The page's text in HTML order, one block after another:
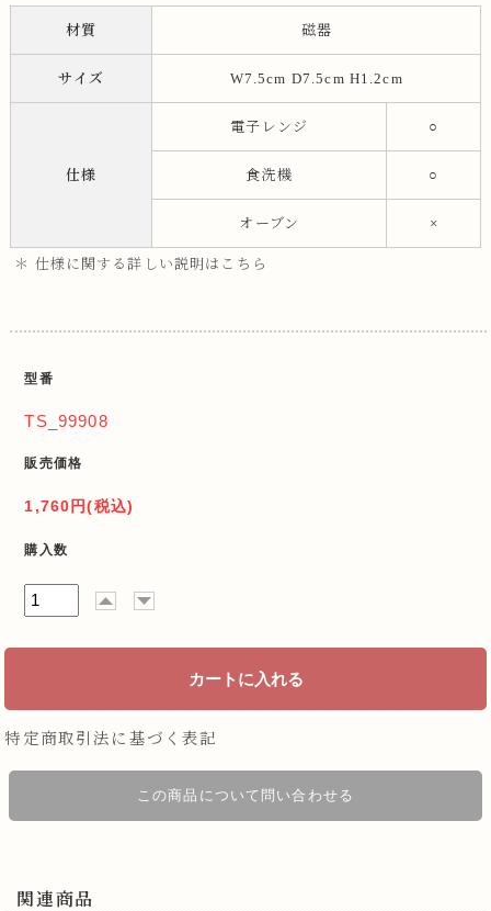
材質 磁器
サイズ W7.5cm D7.5cm H1.2cm
仕様
電子レンジ ○
食洗機 ○
オーブン ×
＊ 仕様に関する詳しい説明はこちら
型番
TS_99908
販売価格
1,760円(税込)
購入数
特定商取引法に基づく表記
この商品について問い合わせる
関連商品